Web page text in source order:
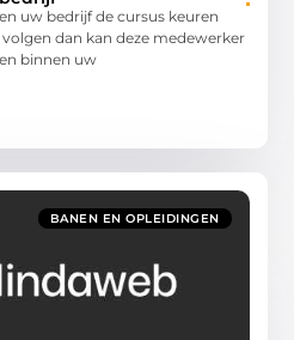
uw bedrijf de cursus keuren
dan kan deze medewerker
binnen uw
BANEN EN OPLEIDINGEN